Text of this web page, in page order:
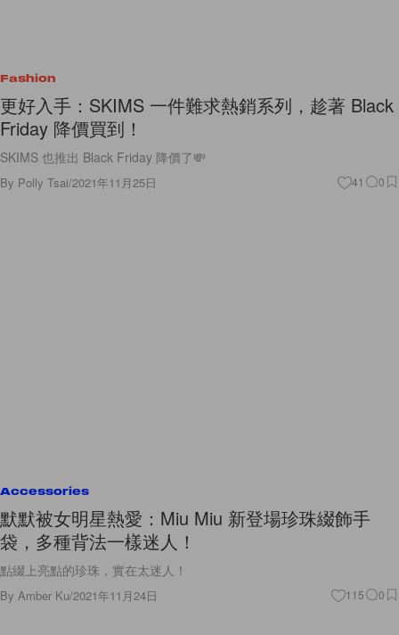
Fashion
更好入手：SKIMS 一件難求熱銷系列，趁著 Black
Friday 降價買到！
SKIMS 也推出 Black Friday 降價了💸
By Polly Tsai/2021年11月25日 41 0
Accessories
默默被女明星熱愛：Miu Miu 新登場珍珠綴飾手
袋，多種背法一樣迷人！
點綴上亮點的珍珠，實在太迷人！
By Amber Ku/2021年11月24日 115 0